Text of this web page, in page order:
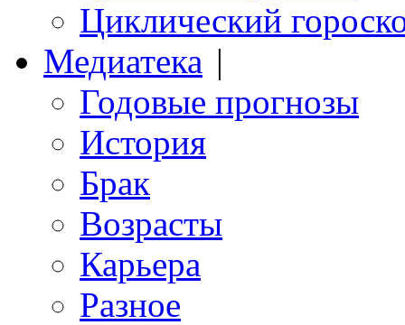
Циклический
Медиатека |
Годовые прогнозы
История
Брак
Возрасты
Карьера
Разное